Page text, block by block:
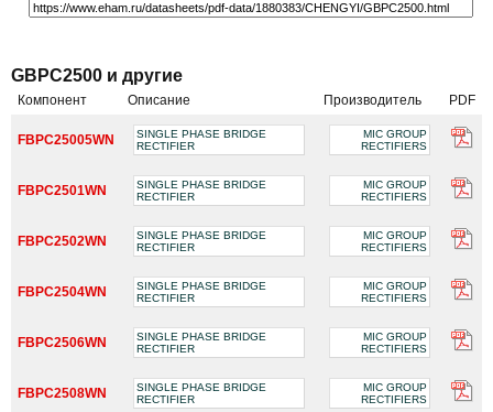
GBPC2500 и другие
Компонент Описание Производитель PDF
FBPC25005WN
SINGLE PHASE BRIDGE
RECTIFIER
MIC GROUP
RECTIFIERS
FBPC2501WN
SINGLE PHASE BRIDGE
RECTIFIER
MIC GROUP
RECTIFIERS
FBPC2502WN
SINGLE PHASE BRIDGE
RECTIFIER
MIC GROUP
RECTIFIERS
FBPC2504WN
SINGLE PHASE BRIDGE
RECTIFIER
MIC GROUP
RECTIFIERS
FBPC2506WN
SINGLE PHASE BRIDGE
RECTIFIER
MIC GROUP
RECTIFIERS
FBPC2508WN
SINGLE PHASE BRIDGE
RECTIFIER
MIC GROUP
RECTIFIERS